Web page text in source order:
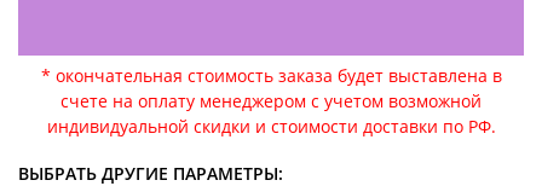
* окончательная стоимость заказа будет выставлена в
счете на оплату менеджером с учетом возможной
индивидуальной скидки и стоимости доставки по РФ.
ВЫБРАТЬ ДРУГИЕ ПАРАМЕТРЫ: